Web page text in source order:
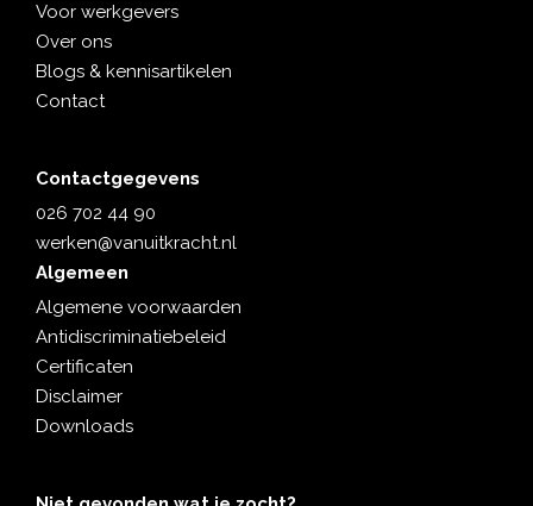
Voor werkgevers
Over ons
Blogs & kennisartikelen
Contact
Contactgegevens
026 702 44 90
werken@vanuitkracht.nl
Algemeen
Algemene voorwaarden
Antidiscriminatiebeleid
Certificaten
Disclaimer
Downloads